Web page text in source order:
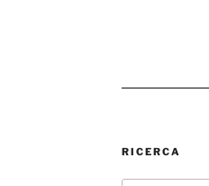
RICERCA